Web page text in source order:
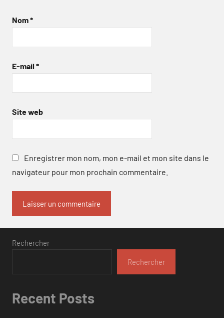
Nom*
E-mail *
Site web
Enregistrer mon nom, mon e-mail et mon site dans le
navigateur pour mon prochain commentaire.
Rechercher
Rechercher
Recent Posts